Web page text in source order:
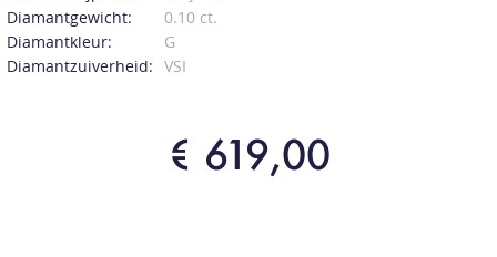
Diamantgewicht:
0.10 ct.
Diamantkleur:
G
Diamantzuiverheid: VSI
€ 619,00